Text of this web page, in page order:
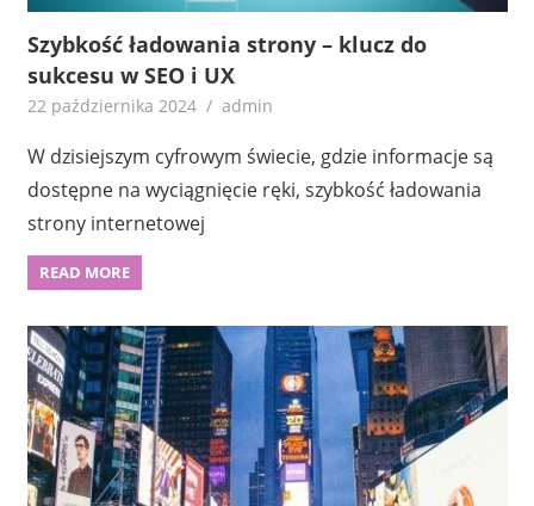
Szybkość ładowania strony – klucz do
sukcesu w SEO i UX
22 października 2024 admin
W dzisiejszym cyfrowym świecie, gdzie informacje są
dostępne na wyciągnięcie ręki, szybkość ładowania
strony internetowej
READ MORE